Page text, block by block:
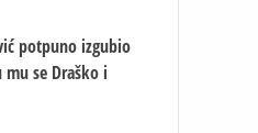
potpuno izgubio
se Draško i